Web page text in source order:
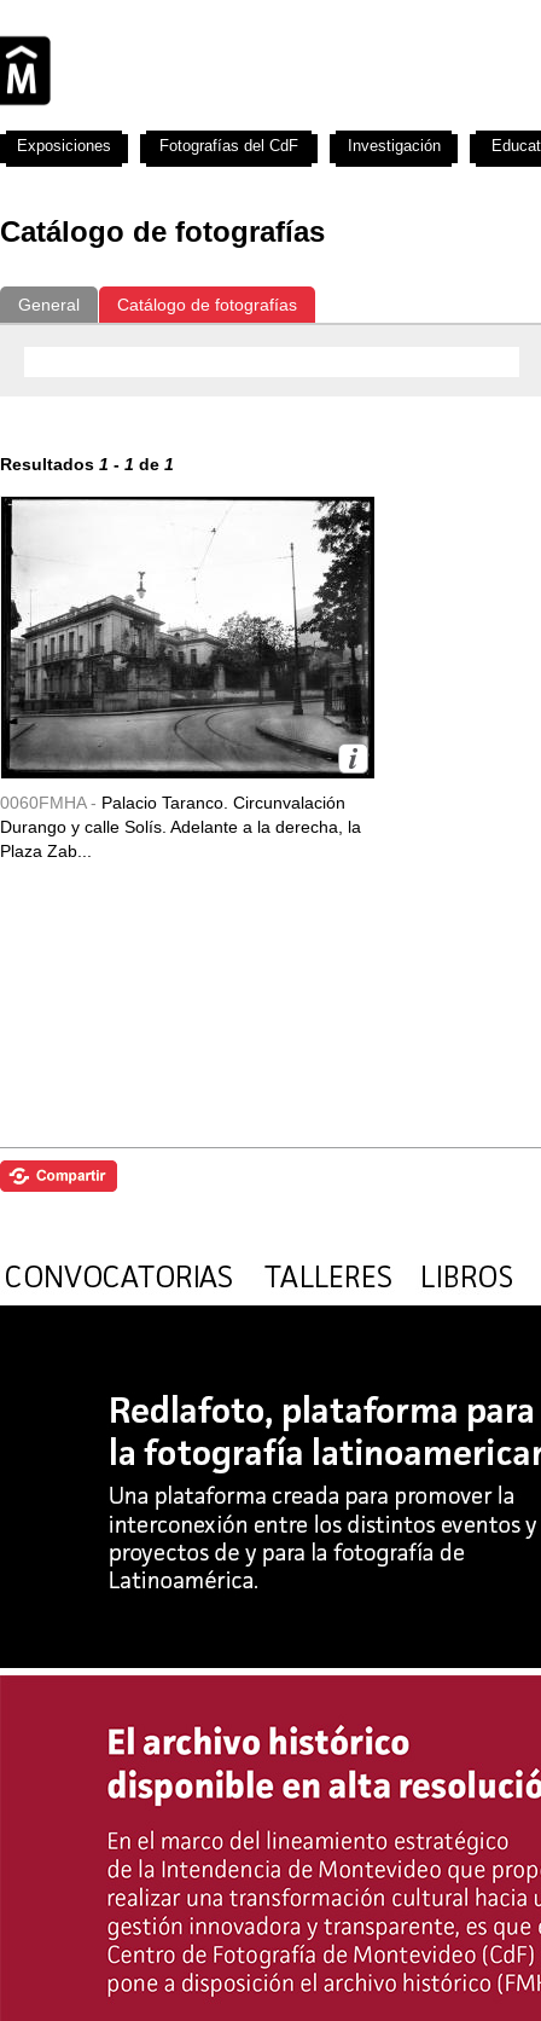
Catálogo de fotografías
General Catálogo de fotografías
Resultados 1 - 1 de 1
0060FMHA - Palacio Taranco. Circunvalación
Durango y calle Solís. Adelante a la derecha, la
Plaza Zab...
Exposiciones Fotografías del CdF Investigación